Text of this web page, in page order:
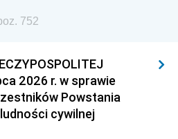
752
2026 r. w sprawie
Powstania
cywilnej